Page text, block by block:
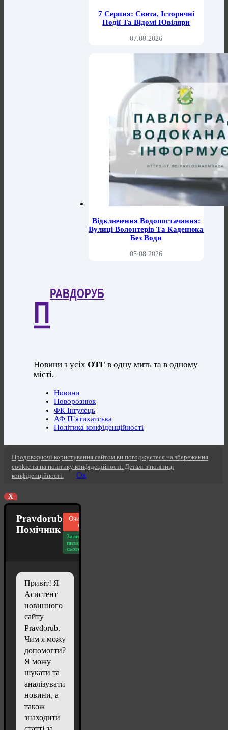
7 Серпня: Свята, Історичні
Події Та Відомі Ювіляри
07.08.2026
Відключення Водопостачання:
Вулиці Волонтерів Та Каденюка
Без Води
05.08.2026
П
РАВДОРУБ
Новини з усіхОТГ в одну мить та в одному
місті.
Новини
Поворознюк
ФК Інгулець
АФ П’ятихатська
Політика конфіденційності
Продовжуючі користування сайтом ви погоджуєтеся на збереження
cookie та на політику конфідеційності. Деталі в політиці
конфіденційності.
Ок
X
Pravdorub
Помічник
Очистити
чат
Залишилось
питань
сьогодні: 20
Привіт! Я
Асистент
новинного
сайту
Pravdorub.
Чим я можу
допомогти?
Я можу
шукати та
аналізувати
новини, а
також
знаходити